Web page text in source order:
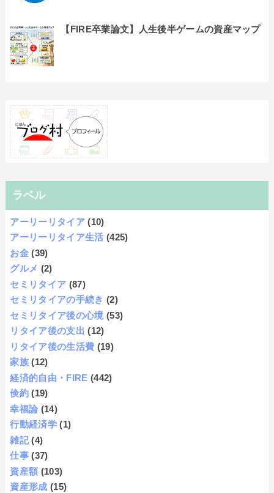
【FIRE卒業論文】人生後半ゲームの資産マップ
ラベル
アーリーリタイア (10)
アーリーリタイア生活 (425)
お金 (39)
グルメ (2)
セミリタイア (87)
セミリタイアの手続き (2)
セミリタイア後の心境 (53)
リタイア後の支出 (12)
リタイア後の生活費 (19)
家族 (12)
経済的自由・FIRE (442)
倹約 (19)
幸福論 (14)
行動経済学 (1)
雑記 (4)
仕事 (37)
資産額 (103)
資産形成 (15)